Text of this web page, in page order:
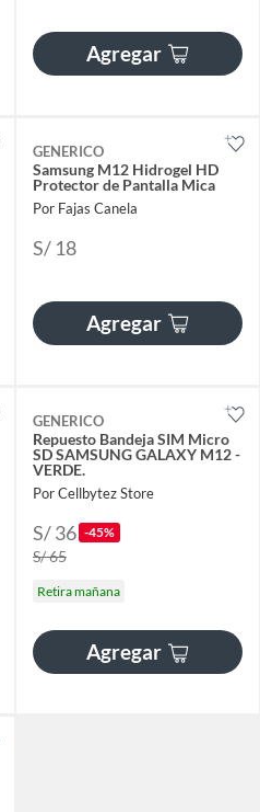
Agregar
GENERICO
Samsung M12 Hidrogel HD
Protector de Pantalla Mica
Por Fajas Canela
S/ 18
Agregar
GENERICO
Repuesto Bandeja SIM Micro
SD SAMSUNG GALAXY M12 -
VERDE.
Por Cellbytez Store
S/ 36 -45%
S/ 65
Retira mañana
Agregar